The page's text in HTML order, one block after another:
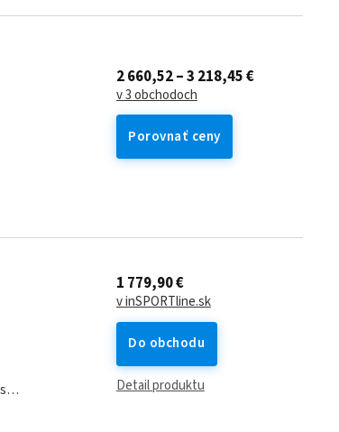
2 660,52 – 3 218,45 €
v 3 obchodoch
Porovnať ceny
a
1 779,90 €
v inSPORTline.sk
Do obchodu
Detail produktu